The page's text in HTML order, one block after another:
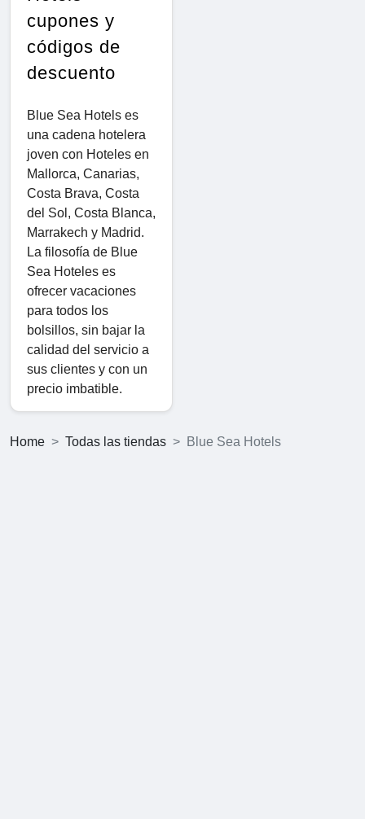
cupones y
códigos de
descuento
Blue Sea Hotels es
una cadena hotelera
joven con Hoteles en
Mallorca, Canarias,
Costa Brava, Costa
del Sol, Costa Blanca,
Marrakech y Madrid.
La filosofía de Blue
Sea Hoteles es
ofrecer vacaciones
para todos los
bolsillos, sin bajar la
calidad del servicio a
sus clientes y con un
precio imbatible.
Home Todas las tiendas Blue Sea Hotels